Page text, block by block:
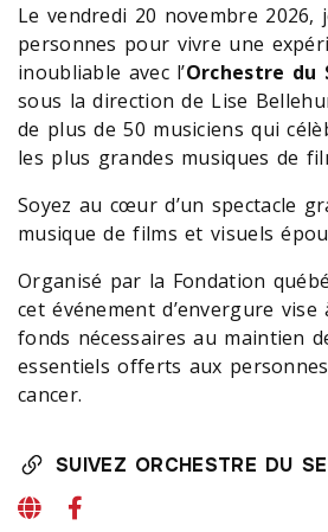
Le vendredi 20 novembre 2026,
personnes pour vivre une
inoubliable avec l’Orchestre du
sous la direction de Lise
de plus de 50 musiciens qui
les plus grandes musiques de
Soyez au cœur d’un spectacle
musique de films et visuels
Organisé par la Fondation
cet événement d’envergure vise
fonds nécessaires au maintien
essentiels offerts aux
cancer.
SUIVEZ ORCHESTRE DU